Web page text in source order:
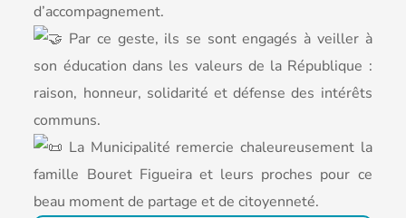
d’accompagnement.
Par ce geste, ils se sont engagés à veiller à
son éducation dans les valeurs de la République :
raison, honneur, solidarité et défense des intérêts
communs.
La Municipalité remercie chaleureusement la
famille Bouret Figueira et leurs proches pour ce
beau moment de partage et de citoyenneté.